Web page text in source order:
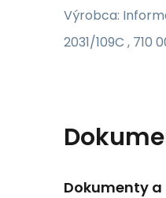
Výrobca:
2031/109C ,
Dokumenty